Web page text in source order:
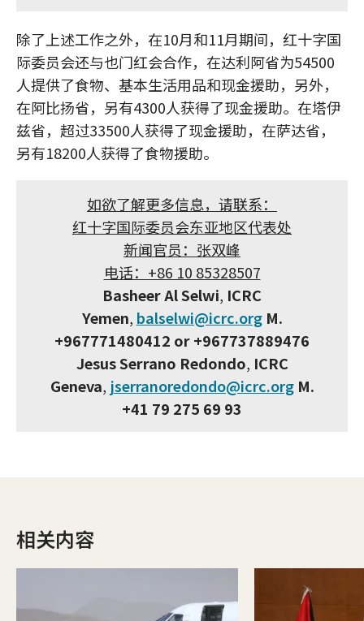
除了上述工作之外，在10月和11月期间，红十字国
际委员会还与也门红会合作，在达利阿省为54500
人提供了食物、基本生活用品和现金援助，另外，
在阿比扬省，另有4300人获得了现金援助。在塔伊
兹省，超过33500人获得了现金援助，在萨达省，
另有18200人获得了食物援助。
如欲了解更多信息，请联系：
红十字国际委员会东亚地区代表处
新闻官员：张双峰
电话：+86 10 85328507
Basheer Al Selwi, ICRC
Yemen, balselwi@icrc.orgM.
+967771480412 or +967737889476
Jesus Serrano Redondo, ICRC
Geneva, jserranoredondo@icrc.orgM.
+41 79 275 69 93
相关内容